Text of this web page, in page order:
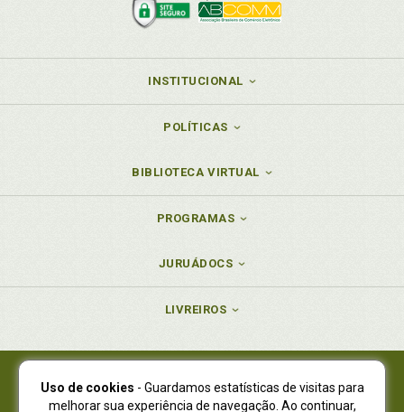
INSTITUCIONAL
POLÍTICAS
BIBLIOTECA VIRTUAL
PROGRAMAS
JURUÁDOCS
LIVREIROS
Juruá Editora Ltda., CNPJ 77.535.508/0001-19
Uso de cookies - Guardamos estatísticas de visitas para
melhorar sua experiência de navegação. Ao continuar,